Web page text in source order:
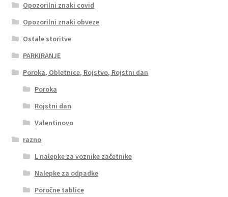
Opozorilni znaki covid
Opozorilni znaki obveze
Ostale storitve
PARKIRANJE
Poroka, Obletnice, Rojstvo, Rojstni dan
Poroka
Rojstni dan
Valentinovo
razno
L nalepke za voznike začetnike
Nalepke za odpadke
Poročne tablice